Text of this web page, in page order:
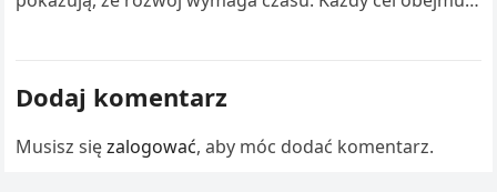
Dodaj komentarz
Musisz sięzalogować, aby móc dodać komentarz.